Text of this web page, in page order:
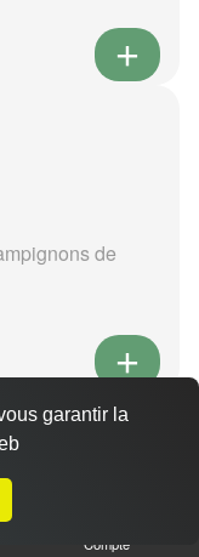
de
Compte
garantir la